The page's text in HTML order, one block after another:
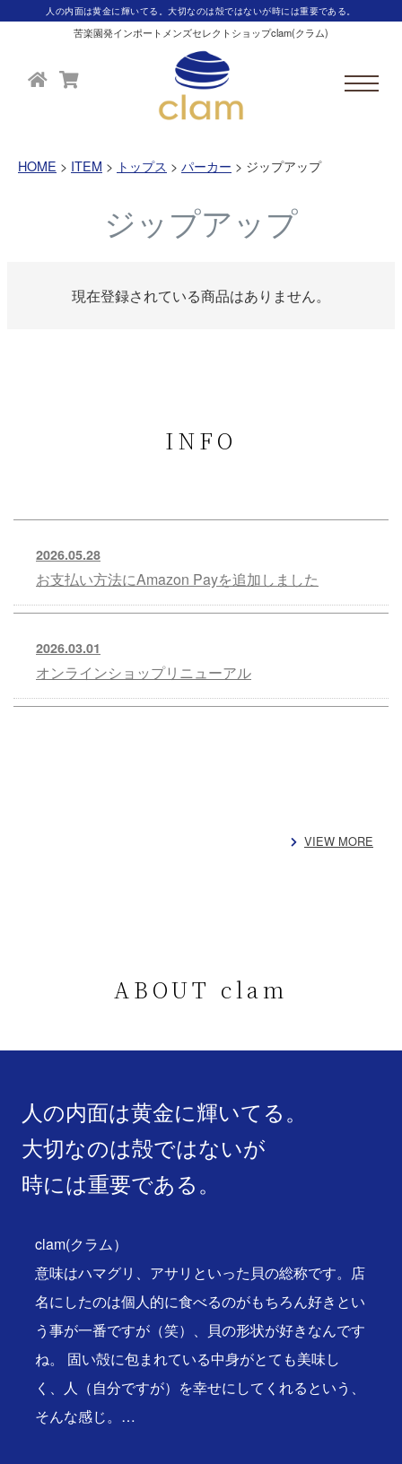
人の内面は黄金に輝いてる。大切なのは殻ではないが時には重要である。
苦楽園発インポートメンズセレクトショップclam(クラム)
HOME ITEM トップス パーカー ジップアップ
ジップアップ
現在登録されている商品はありません。
INFO
2026.05.28
お支払い方法にAmazon Payを追加しました
2026.03.01
オンラインショップリニューアル
VIEW MORE
ABOUT clam
人の内面は黄金に輝いてる。
大切なのは殻ではないが
時には重要である。
clam(クラム）
意味はハマグリ、アサリといった貝の総称です。店
名にしたのは個人的に食べるのがもちろん好きとい
う事が一番ですが（笑）、貝の形状が好きなんです
ね。 固い殻に包まれている中身がとても美味し
く、人（自分ですが）を幸せにしてくれるという、
そんな感じ。…